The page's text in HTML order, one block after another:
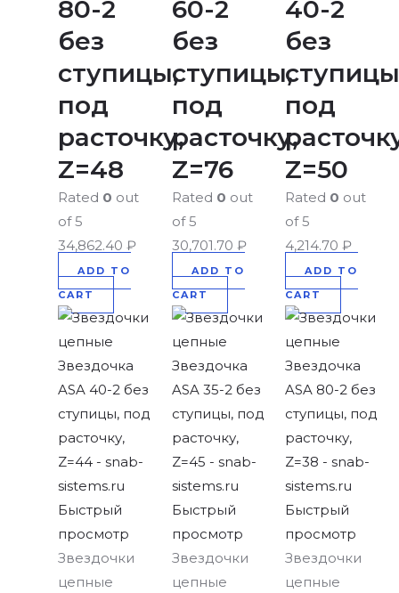
80-2
без
ступицы,
под
расточку,
Z=48
Rated 0 out
of 5
34,862.40 ₽
ADD TO
CART
60-2
без
ступицы,
под
расточку,
Z=76
Rated 0 out
of 5
30,701.70 ₽
ADD TO
CART
40-2
без
под
Z=50
Rated 0 out
of 5
4,214.70₽
ADD TO
CART
Быстрый
просмотр
Звездочки
цепные
Быстрый
просмотр
Звездочки
цепные
Быстрый
просмотр
Звездочки
цепные